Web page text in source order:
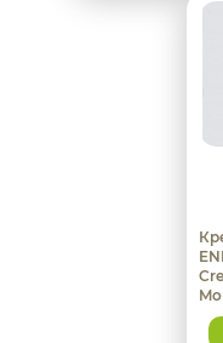
гр